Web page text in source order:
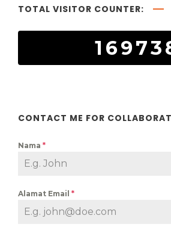
TOTAL VISITOR COUNTER:
CONTACT ME FOR
Nama *
Alamat Email *